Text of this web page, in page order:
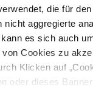
die für
aggregierte
es sich auch
Cookies zu
Klicken auf
oder dieses